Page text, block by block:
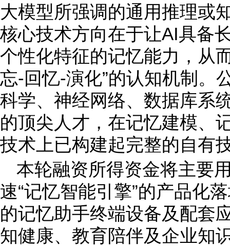
大模型所强调的通用推理或
核心技术方向在于让AI具备
个性化特征的记忆能力，从
忘-回忆-演化”的认知机制。
科学、神经网络、数据库系
的顶尖人才，在记忆建模、
技术上已构建起完整的自有
本轮融资所得资金将主要
速“记忆智能引擎”的产品化
的记忆助手终端设备及配套
知健康、教育陪伴及企业知